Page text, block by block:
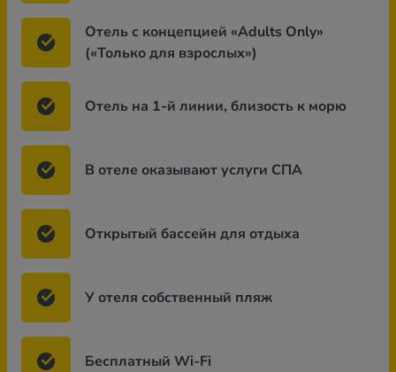
Отель с концепцией «Adults Only»
(«Только для взрослых»)
Отель на 1-й линии, близость к морю
В отеле оказывают услуги СПА
Открытый бассейн для отдыха
У отеля собственный пляж
Бесплатный Wi-Fi